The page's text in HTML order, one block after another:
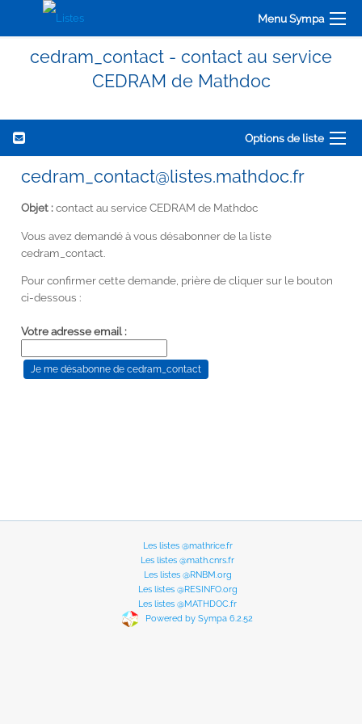
Menu Sympa
cedram_contact - contact au service
CEDRAM de Mathdoc
Options de liste
cedram_contact@listes.mathdoc.fr
Objet :contact au service CEDRAM de Mathdoc
Vous avez demandé à vous désabonner de la liste
cedram_contact.
Pour confirmer cette demande, prière de cliquer sur le bouton
ci-dessous :
Votre adresse email :
Les listes @mathrice.fr
Les listes @math.cnrs.fr
Les listes @RNBM.org
Les listes @RESINFO.org
Les listes @MATHDOC.fr
Powered by Sympa 6.2.52